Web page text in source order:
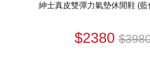
紳士真皮雙彈力氣墊休閒鞋 (藍
$2380